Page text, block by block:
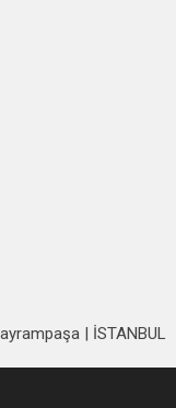
| İSTANBUL